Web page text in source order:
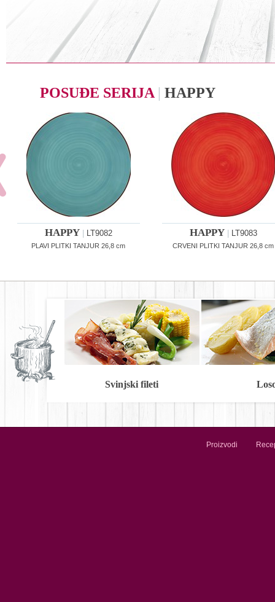
POSUĐE SERIJA | HAPPY
HAPPY LT9082
PLAVI PLITKI TANJUR 26,8 cm
HAPPY LT9083
CRVENI PLITKI TANJUR 26,8 cm
Svinjski fileti
Proizvodi